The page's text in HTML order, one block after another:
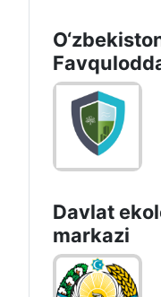
Davlat
markazi